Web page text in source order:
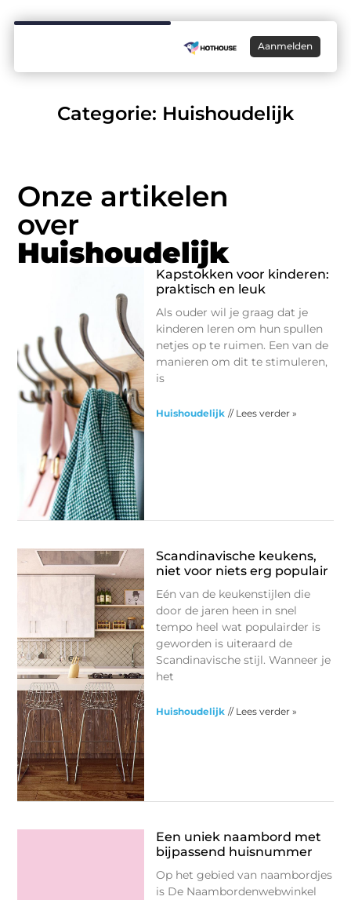
Aanmelden
Categorie: Huishoudelijk
Onze artikelen
over
Huishoudelijk
Kapstokken voor kinderen:
praktisch en leuk
Als ouder wil je graag dat je
kinderen leren om hun spullen
netjes op te ruimen. Een van de
manieren om dit te stimuleren,
is
Huishoudelijk // Lees verder »
Scandinavische keukens,
niet voor niets erg populair
Eén van de keukenstijlen die
door de jaren heen in snel
tempo heel wat populairder is
geworden is uiteraard de
Scandinavische stijl. Wanneer je
het
Huishoudelijk // Lees verder »
Een uniek naambord met
bijpassend huisnummer
Op het gebied van naambordjes
is De Naambordenwebwinkel